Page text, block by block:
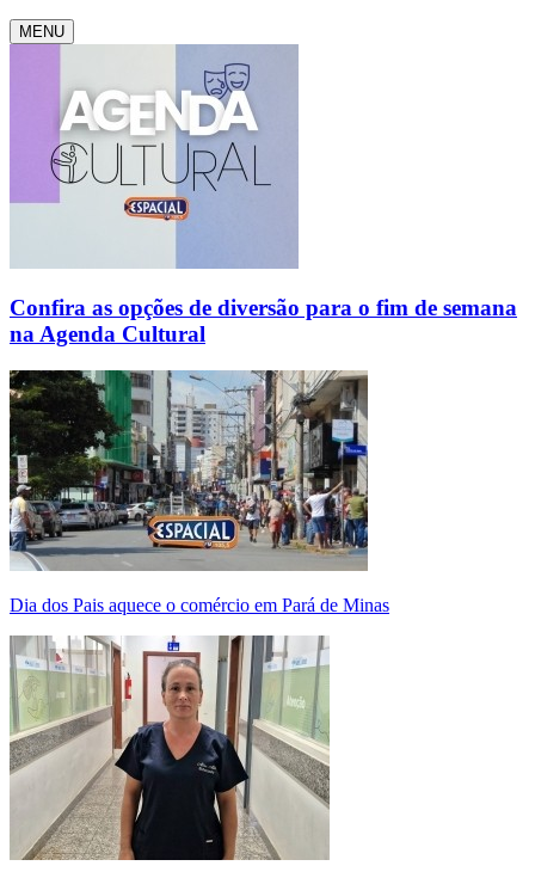
MENU
Confira as opções de diversão para o fim de semana
na Agenda Cultural
Dia dos Pais aquece o comércio em Pará de Minas